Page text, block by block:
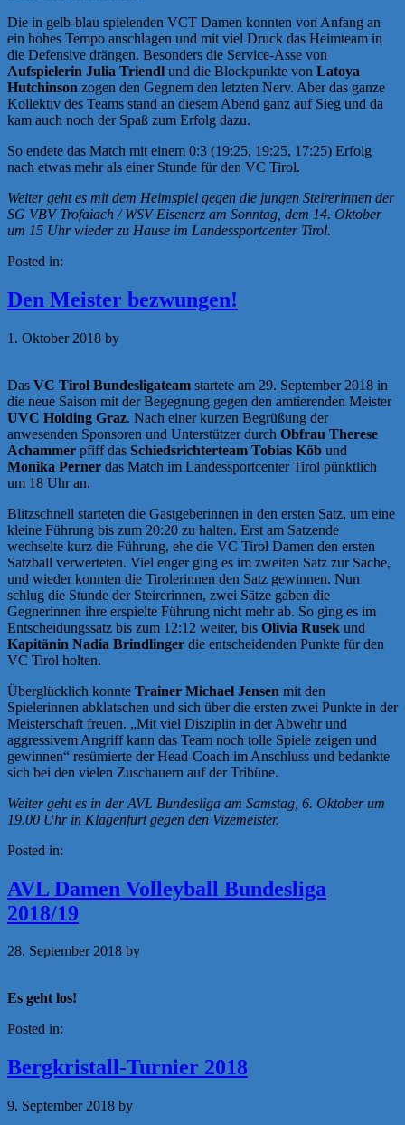
Die in gelb-blau spielenden VCT Damen konnten von Anfang an
ein hohes Tempo anschlagen und mit viel Druck das Heimteam in
die Defensive drängen. Besonders die Service-Asse von
Aufspielerin Julia Triendl und die Blockpunkte von Latoya
Hutchinson zogen den Gegnern den letzten Nerv. Aber das ganze
Kollektiv des Teams stand an diesem Abend ganz auf Sieg und da
kam auch noch der Spaß zum Erfolg dazu.
So endete das Match mit einem 0:3 (19:25, 19:25, 17:25) Erfolg
nach etwas mehr als einer Stunde für den VC Tirol.
Weiter geht es mit dem Heimspiel gegen die jungen Steirerinnen der
SG VBV Trofaiach / WSV Eisenerz am Sonntag, dem 14. Oktober
um 15 Uhr wieder zu Hause im Landessportcenter Tirol.
Posted in:
Den Meister bezwungen!
1. Oktober 2018 by
Das VC Tirol Bundesligateam startete am 29. September 2018 in
die neue Saison mit der Begegnung gegen den amtierenden Meister
UVC Holding Graz. Nach einer kurzen Begrüßung der
anwesenden Sponsoren und Unterstützer durch Obfrau Therese
Achammer pfiff das Schiedsrichterteam Tobias Köb und
Monika Perner das Match im Landessportcenter Tirol pünktlich
um 18 Uhr an.
Blitzschnell starteten die Gastgeberinnen in den ersten Satz, um eine
kleine Führung bis zum 20:20 zu halten. Erst am Satzende
wechselte kurz die Führung, ehe die VC Tirol Damen den ersten
Satzball verwerteten. Viel enger ging es im zweiten Satz zur Sache,
und wieder konnten die Tirolerinnen den Satz gewinnen. Nun
schlug die Stunde der Steirerinnen, zwei Sätze gaben die
Gegnerinnen ihre erspielte Führung nicht mehr ab. So ging es im
Entscheidungssatz bis zum 12:12 weiter, bis Olivia Rusek und
Kapitänin Nadia Brindlinger die entscheidenden Punkte für den
VC Tirol holten.
Überglücklich konnte Trainer Michael Jensen mit den
Spielerinnen abklatschen und sich über die ersten zwei Punkte in der
Meisterschaft freuen. „Mit viel Disziplin in der Abwehr und
aggressivem Angriff kann das Team noch tolle Spiele zeigen und
gewinnen“ resümierte der Head-Coach im Anschluss und bedankte
sich bei den vielen Zuschauern auf der Tribüne.
Weiter geht es in der AVL Bundesliga am Samstag, 6. Oktober um
19.00 Uhr in Klagenfurt gegen den Vizemeister.
Posted in:
AVL Damen Volleyball Bundesliga
2018/19
28. September 2018 by
Es geht los!
Posted in:
Bergkristall-Turnier 2018
9. September 2018 by